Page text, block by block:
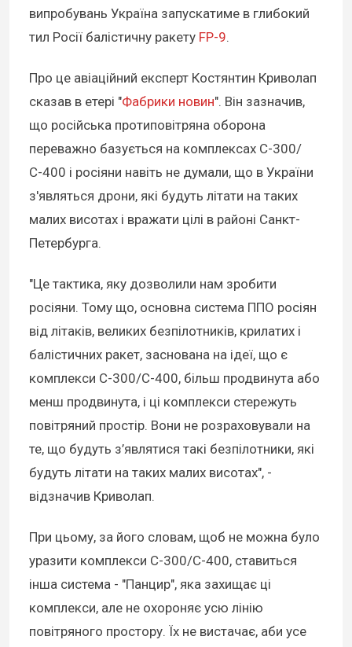
випробувань Україна запускатиме в глибокий
тил Росії балістичну ракету FP-9.
Про це авіаційний експерт Костянтин Криволап
сказав в етері "Фабрики новин". Він зазначив,
що російська протиповітряна оборона
переважно базується на комплексах С-300/
С-400 і росіяни навіть не думали, що в України
з'являться дрони, які будуть літати на таких
малих висотах і вражати цілі в районі Санкт-
Петербурга.
"Це тактика, яку дозволили нам зробити
росіяни. Тому що, основна система ППО росіян
від літаків, великих безпілотників, крилатих і
балістичних ракет, заснована на ідеї, що є
комплекси С-300/С-400, більш продвинута або
менш продвинута, і ці комплекси стережуть
повітряний простір. Вони не розраховували на
те, що будуть з’являтися такі безпілотники, які
будуть літати на таких малих висотах", -
відзначив Криволап.
При цьому, за його словам, щоб не можна було
уразити комплекси С-300/С-400, ставиться
інша система - "Панцир", яка захищає ці
комплекси, але не охороняє усю лінію
повітряного простору. Їх не вистачає, аби усе